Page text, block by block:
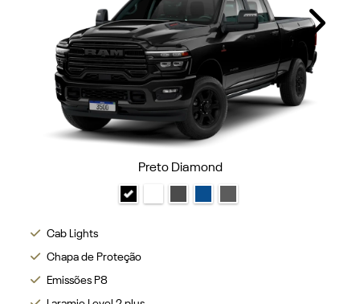
Preto Diamond
Cab Lights
Chapa de Proteção
Emissões P8
Next